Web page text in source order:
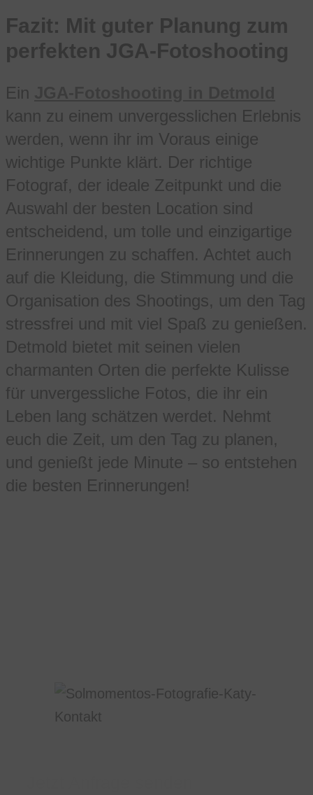
Fazit: Mit guter Planung zum
perfekten JGA-Fotoshooting
Ein
kann zu einem unvergesslichen Erlebnis
werden, wenn ihr im Voraus einige
wichtige Punkte klärt. Der richtige
Fotograf, der ideale Zeitpunkt und die
Auswahl der besten Location sind
entscheidend, um tolle und einzigartige
Erinnerungen zu schaffen. Achtet auch
auf die Kleidung, die Stimmung und die
Organisation des Shootings, um den Tag
stressfrei und mit viel Spaß zu genießen.
Detmold bietet mit seinen vielen
charmanten Orten die perfekte Kulisse
für unvergessliche Fotos, die ihr ein
Leben lang schätzen werdet. Nehmt
euch die Zeit, um den Tag zu planen,
und genießt jede Minute – so entstehen
die besten Erinnerungen!